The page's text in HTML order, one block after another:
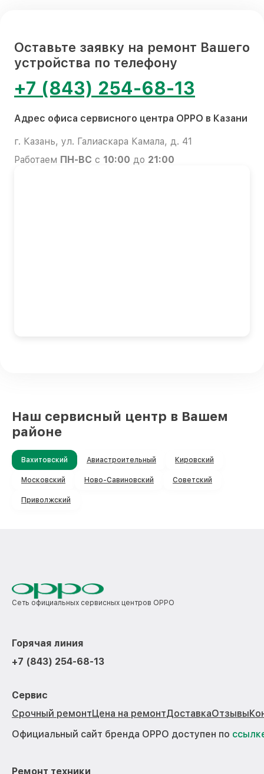
Оставьте заявку на ремонт Вашего
устройства по телефону
+7 (843) 254-68-13
Адрес офиса сервисного центра OPPO в Казани
г. Казань, ул. Галиаскара Камала, д. 41
Работаем ПН-ВС с 10:00 до 21:00
Наш сервисный центр в Вашем
районе
Вахитовский Авиастроительный Кировский
Московский Ново-Савиновский Советский
Приволжский
Сеть официальных сервисных центров OPPO
Горячая линия
+7 (843) 254-68-13
Сервис
Срочный ремонтЦена на ремонтДоставкаОтзывы
Официальный сайт бренда OPPO доступен по
Ремонт техники